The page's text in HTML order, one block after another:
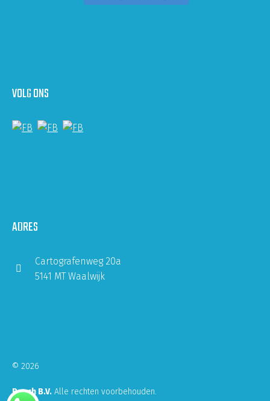
VOLG ONS
ADRES
Cartografenweg 20a
5141 MT Waalwijk
© 2026
Rasch B.V. Alle rechten voorbehouden.